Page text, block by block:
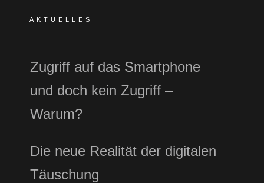
AKTUELLES
Zugriff auf das Smartphone
und doch kein Zugriff –
Warum?
Die neue Realität der digitalen
Täuschung